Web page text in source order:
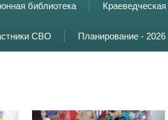
библиотека
СВО Планирование - 2026